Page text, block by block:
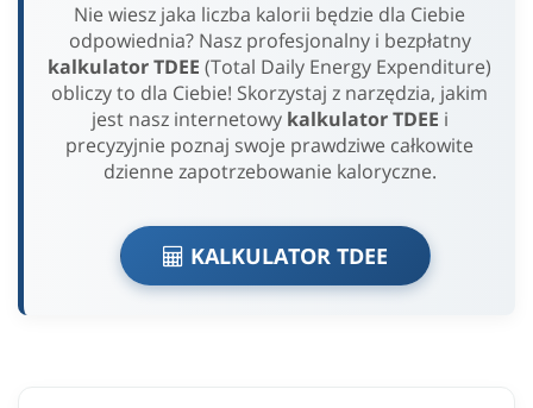
Nie wiesz jaka liczba kalorii będzie dla Ciebie
odpowiednia? Nasz profesjonalny i bezpłatny
kalkulator TDEE (Total Daily Energy Expenditure)
obliczy to dla Ciebie! Skorzystaj z narzędzia, jakim
jest nasz internetowy kalkulator TDEE i
precyzyjnie poznaj swoje prawdziwe całkowite
dzienne zapotrzebowanie kaloryczne.
KALKULATOR TDEE